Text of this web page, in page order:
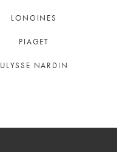
LONGINES
PIAGET
ULYSSE NARDIN